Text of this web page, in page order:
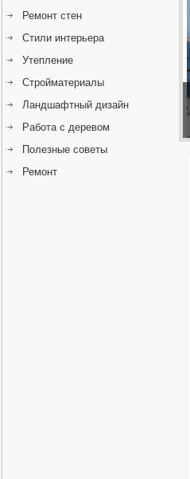
Ремонт стен
Стили интерьера
Утепление
Стройматериалы
Ландшафтный дизайн
Работа с деревом
Полезные советы
Ремонт